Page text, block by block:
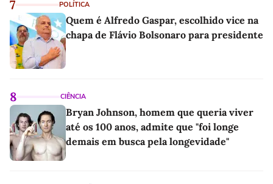
7 POLÍTICA
Quem é Alfredo Gaspar, escolhido vice na
chapa de Flávio Bolsonaro para presidente
8 CIÊNCIA
Bryan Johnson, homem que queria viver
até os 100 anos, admite que "foi longe
demais em busca pela longevidade"